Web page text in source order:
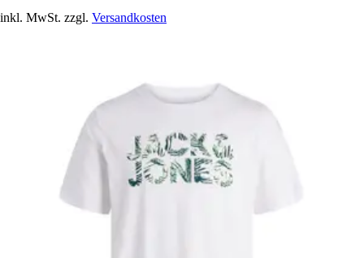
inkl. MwSt. zzgl. Versandkosten